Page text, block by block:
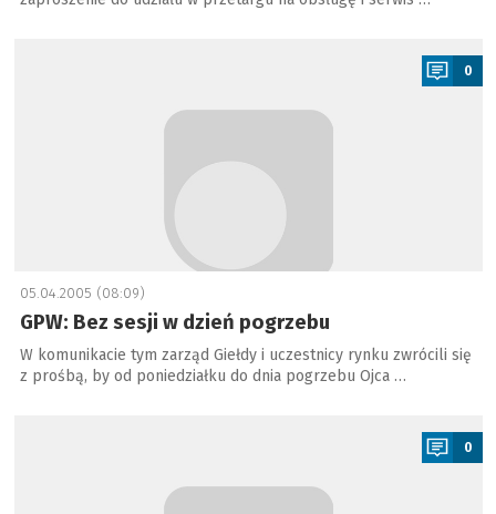
0
05.04.2005 (08:09)
GPW: Bez sesji w dzień pogrzebu
W komunikacie tym zarząd Giełdy i uczestnicy rynku zwrócili się
z prośbą, by od poniedziałku do dnia pogrzebu Ojca …
0